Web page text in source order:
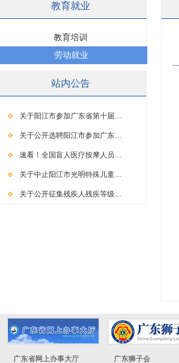
教育就业
教育培训
劳动就业
站内公告
关于阳江市参加广东省第十届…
关于公开选聘阳江市参加广东…
速看！全国盲人医疗按摩人员…
关于中止阳江市光明特殊儿童…
关于公开征集残疾人残疾等级…
广东省网上办事大厅 广东狮子会